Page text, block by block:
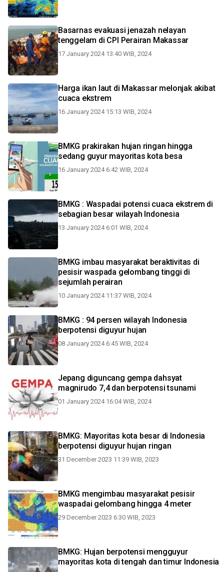
Basarnas evakuasi jenazah nelayan
tenggelam di CPI Perairan Makassar
17 January 2024 13:40 WIB, 2024
Harga ikan laut di Makassar melonjak akibat
cuaca ekstrem
16 January 2024 15:13 WIB, 2024
BMKG prakirakan hujan ringan hingga
sedang guyur mayoritas kota besa
16 January 2024 6:42 WIB, 2024
BMKG : Waspadai potensi cuaca ekstrem di
sebagian besar wilayah Indonesia
13 January 2024 6:01 WIB, 2024
BMKG imbau masyarakat beraktivitas di
pesisir waspada gelombang tinggi di
sejumlah perairan
10 January 2024 11:37 WIB, 2024
BMKG : 94 persen wilayah Indonesia
berpotensi diguyur hujan
08 January 2024 6:45 WIB, 2024
Jepang diguncang gempa dahsyat
magnirudo 7,4 dan berpotensi tsunami
01 January 2024 16:04 WIB, 2024
BMKG: Mayoritas kota besar di Indonesia
berpotensi diguyur hujan ringan
31 December 2023 11:39 WIB, 2023
BMKG mengimbau masyarakat pesisir
waspadai gelombang hingga 4 meter
29 December 2023 6:30 WIB, 2023
BMKG: Hujan berpotensi mengguyur
mayoritas kota di tengah dan timur Indonesia